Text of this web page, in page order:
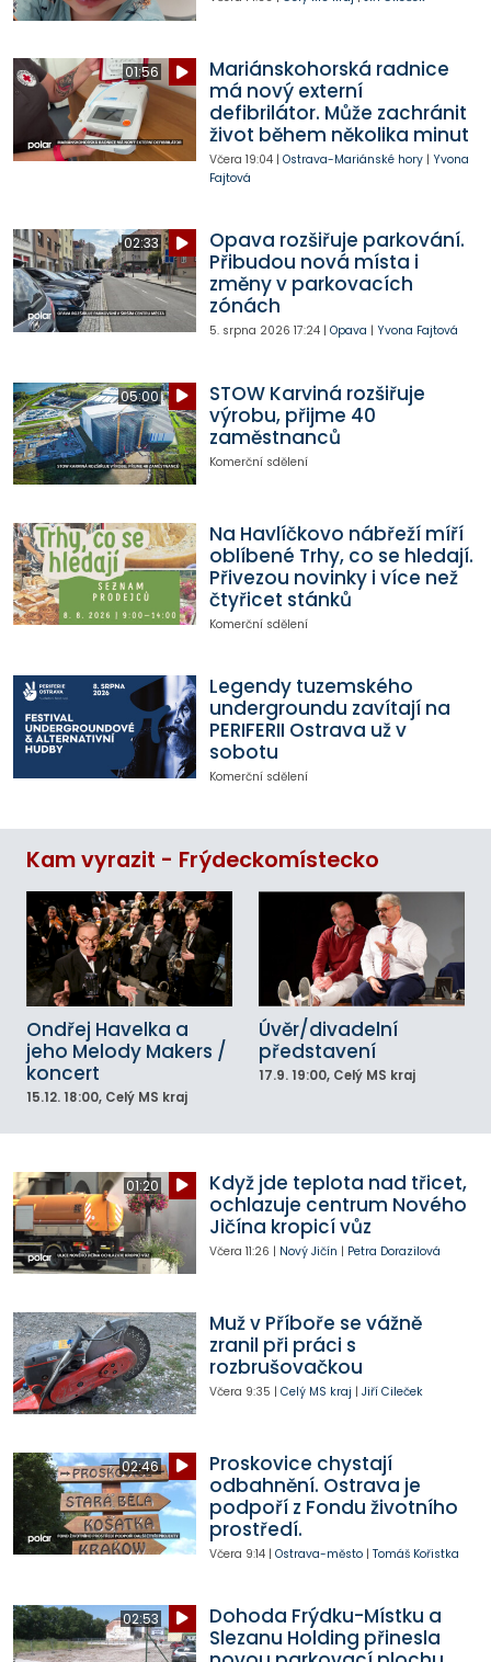
01:56
Mariánskohorská radnice
má nový externí
defibrilátor. Může zachránit
život během několika minut
Včera 19:04| Ostrava-Mariánské hory| Yvona
Fajtová
02:33
Opava rozšiřuje parkování.
Přibudou nová místa i
změny v parkovacích
zónách
5. srpna 2026 17:24| Opava | Yvona Fajtová
05:00
STOW Karviná rozšiřuje
výrobu, přijme 40
zaměstnanců
Komerční sdělení
Na Havlíčkovo nábřeží míří
oblíbené Trhy, co se hledají.
Přivezou novinky i více než
čtyřicet stánků
Komerční sdělení
Legendy tuzemského
undergroundu zavítají na
PERIFERII Ostrava už v
sobotu
Komerční sdělení
Kam vyrazit - Frýdeckomístecko
Ondřej Havelka a
jeho Melody Makers /
koncert
15.12. 18:00, Celý MS kraj
Úvěr/divadelní
představení
17.9. 19:00, Celý MS kraj
01:20
Když jde teplota nad třicet,
ochlazuje centrum Nového
Jičína kropicí vůz
Včera 11:26 | Nový Jičín | Petra Dorazilová
Muž v Příboře se vážně
zranil při práci s
rozbrušovačkou
Včera 9:35 | Celý MS kraj | Jiří Cileček
02:46
Proskovice chystají
odbahnění. Ostrava je
podpoří z Fondu životního
prostředí.
Včera 9:14| Ostrava-město| Tomáš Kořistka
02:53
Dohoda Frýdku-Místku a
Slezanu Holding přinesla